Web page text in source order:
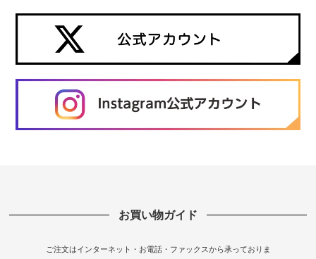
お買い物ガイド
ご注文はインターネット・お電話・ファックスから承っておりま